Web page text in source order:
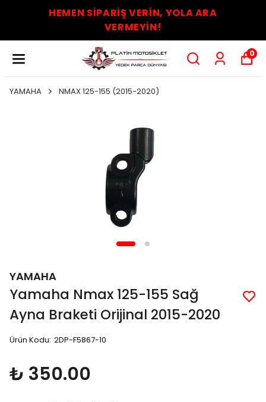
HEMEN SİPARİŞ VERİN, YOLA ARA
VERMEYİN!
0
YAMAHA NMAX 125-155 (2015-2020)
YAMAHA
Yamaha Nmax 125-155 Sağ
Ayna Braketi Orijinal 2015-2020
Ürün Kodu: 2DP-F5867-10
₺ 350.00